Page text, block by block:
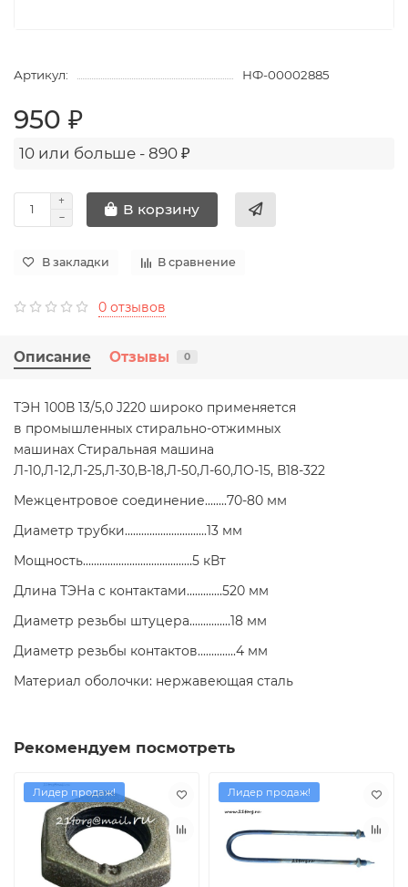
Артикул: НФ-00002885
950 ₽
10 или больше - 890 ₽
В корзину
В закладки В сравнение
0 отзывов
Описание Отзывы 0
ТЭН 100В 13/5,0 J220 широко применяется
в промышленных стирально-отжимных
машинах Стиральная машина
Л-10,Л-12,Л-25,Л-30,В-18,Л-50,Л-60,ЛО-15, В18-322
Межцентровое соединение........70-80 мм
Диаметр трубки..............................13 мм
Мощность........................................5 кВт
Длина ТЭНа с контактами.............520 мм
Диаметр резьбы штуцера...............18 мм
Диаметр резьбы контактов..............4 мм
Материал оболочки: нержавеющая сталь
Рекомендуем посмотреть
Лидер продаж! Лидер продаж!